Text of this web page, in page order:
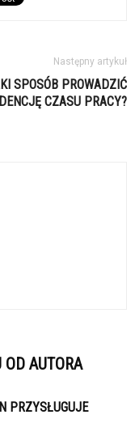
Następny artykuł
SPOSÓB PROWADZIĆ
CZASU PRACY?
OD AUTORA
PRZYSŁUGUJE